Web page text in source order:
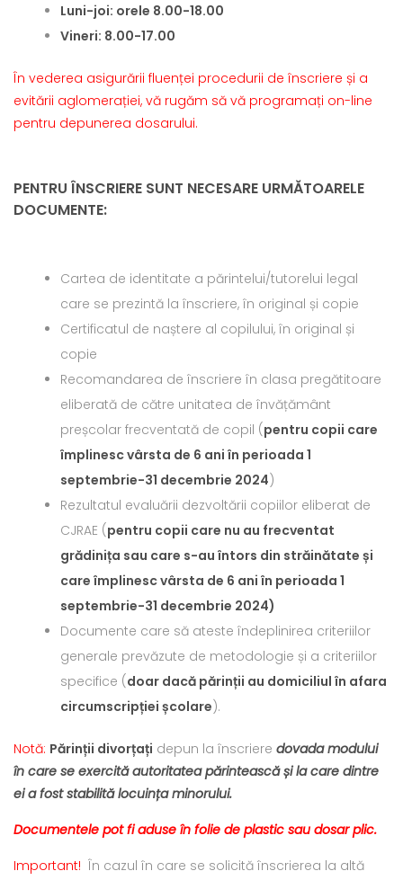
Luni-joi: orele 8.00-18.00
Vineri: 8.00-17.00
În vederea asigurării fluenței procedurii de înscriere și a
evitării aglomerației, vă rugăm să vă programați on-line
pentru depunerea dosarului.
PENTRU ÎNSCRIERE SUNT NECESARE URMĂTOARELE
DOCUMENTE:
Cartea de identitate a părintelui/tutorelui legal
care se prezintă la înscriere, în original și copie
Certificatul de naștere al copilului, în original și
copie
Recomandarea de înscriere în clasa pregătitoare
eliberată de către unitatea de învățământ
preșcolar frecventată de copil (pentru copii care
împlinesc vârsta de 6 ani în perioada 1
septembrie-31 decembrie 2024)
Rezultatul evaluării dezvoltării copiilor eliberat de
CJRAE (pentru copii care nu au frecventat
grădinița sau care s-au întors din străinătate și
care împlinesc vârsta de 6 ani în perioada 1
septembrie-31 decembrie 2024)
Documente care să ateste îndeplinirea criteriilor
generale prevăzute de metodologie și a criteriilor
specifice (doar dacă părinții au domiciliul în afara
circumscripției școlare).
Notă: Părinții divorțați depun la înscriere dovada modului
în care se exercită autoritatea părintească și la care dintre
ei a fost stabilită locuința minorului.
Documentele pot fi aduse în folie de plastic sau dosar plic.
Important! În cazul în care se solicită înscrierea la altă